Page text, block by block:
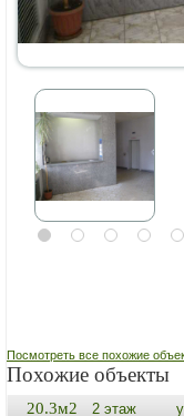
Посмотреть все похожие
Похожие объекты
20.3м2 2 этаж